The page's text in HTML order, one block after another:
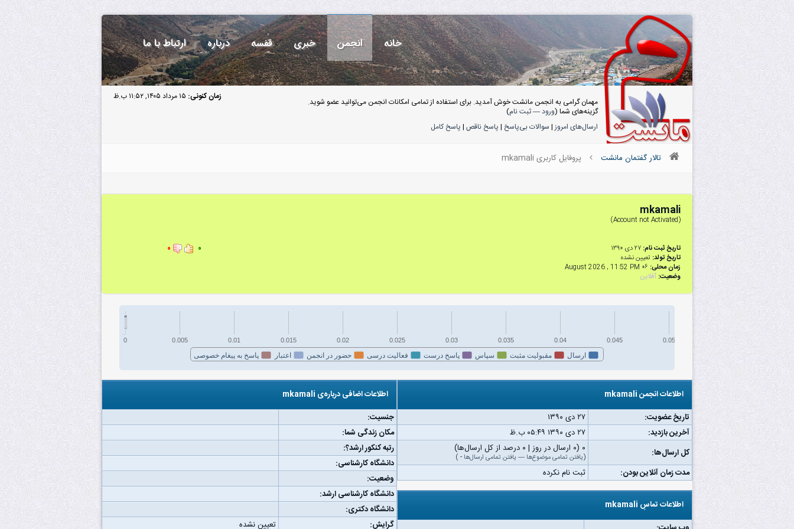
خانه انجمن خبری قفسه درباره ارتباط با ما
زمان کنونی: ۱۵ مرداد ۱۴۰۵, ۱۱:۵۲ ب.ظ
مهمان گرامی به انجمن مانشت خوش آمدید. برای استفاده از تمامی امکانات انجمن می‌توانید عضو شوید.
گزینه‌های شما (ورود—ثبت نام)
ارسال‌های امروز| سوالات بی‌پاسخ | پاسخ ناقص | پاسخ کامل
تالار گفتمان مانشت پروفایل کاربری mkamali
mkamali
(Account not Activated)
تاریخ ثبت نام: ۲۷ دى ۱۳۹۰
تاریخ تولد: تعیین نشده
زمان محلی: ۰۶ August 2026 , 11:52 PM
وضعیت: آفلاین
۰ ۰
ارسال مقبولیت مثبت سپاس پاسخ درست فعالیت درسی حضور در انجمن اعتبار پاسخ به پیغام خصوصی
0 0.005 0.01 0.015 0.02 0.025 0.03 0.035 0.04 0.045 0.05
اطلاعات انجمن mkamali
تاریخ عضویت:
۲۷ دى ۱۳۹۰
آخرین بازدید:
۲۷ دى ۱۳۹۰ ۰۵:۴۹ ب.ظ
کل ارسال‌ها:
۰ (۰ ارسال در روز | ۰ درصد از کل ارسال‌ها)
(یافتن تمامی موضوع‌ها — یافتن تمامی ارسال‌ها -
)
مدت زمان آنلاین بودن: ثبت نام نکرده
اطلاعات تماسِ mkamali
اطلاعات اضافی درباره‌ی mkamali
جنسیت:
مکان زندگی شما:
رتبه کنکور ارشد؟:
دانشگاه کارشناسی:
وضعیت:
دانشگاه کارشناسی ارشد:
دانشگاه دکتری:
گرایش:
تعیین نشده